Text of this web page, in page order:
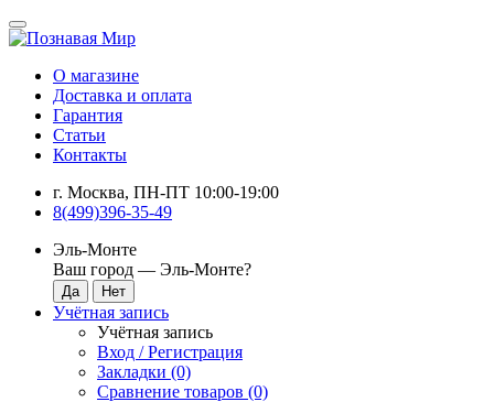
О магазине
Доставка и оплата
Гарантия
Статьи
Контакты
г. Москва, ПН-ПТ 10:00-19:00
8(499)396-35-49
Эль-Монте
Ваш город — Эль-Монте?
Учётная запись
Учётная запись
Вход / Регистрация
Закладки (0)
Сравнение товаров (0)